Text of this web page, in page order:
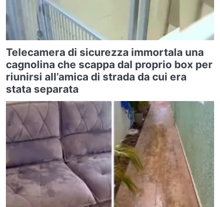
Telecamera di sicurezza immortala una
cagnolina che scappa dal proprio box per
riunirsi all’amica di strada da cui era
stata separata